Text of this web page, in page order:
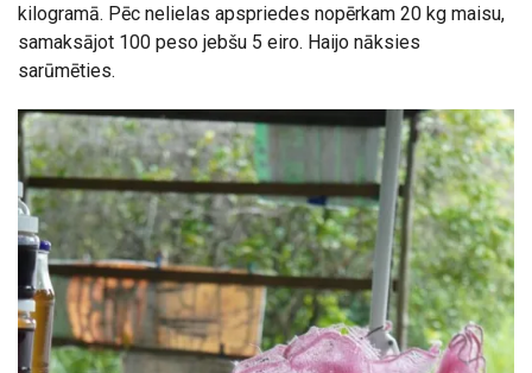
kilogramā. Pēc nelielas apspriedes nopērkam 20 kg maisu,
samaksājot 100 peso jebšu 5 eiro. Haijo nāksies
sarūmēties.